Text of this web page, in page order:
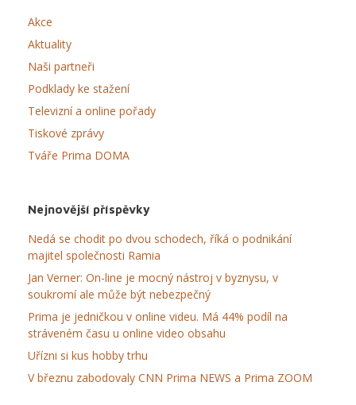
Akce
Aktuality
Naši partneři
Podklady ke stažení
Televizní a online pořady
Tiskové zprávy
Tváře Prima DOMA
Nejnovější příspěvky
Nedá se chodit po dvou schodech, říká o podnikání
majitel společnosti Ramia
Jan Verner: On-line je mocný nástroj v byznysu, v
soukromí ale může být nebezpečný
Prima je jedničkou v online videu. Má 44% podíl na
stráveném času u online video obsahu
Uřízni si kus hobby trhu
V březnu zabodovaly CNN Prima NEWS a Prima ZOOM